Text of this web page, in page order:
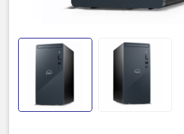
từ chip Intel gen 13th
cấu hình của intel gen 13th mạnh mẽ nhất tuy
không phải con chip quá mạnh, nhưng hiệu
13th- Raptor Lake quả thật không thể coi
kho hàng, người làm doanh nghiệp và chủ
sách excel. Core i3-13100 gồm 4 nhân 8